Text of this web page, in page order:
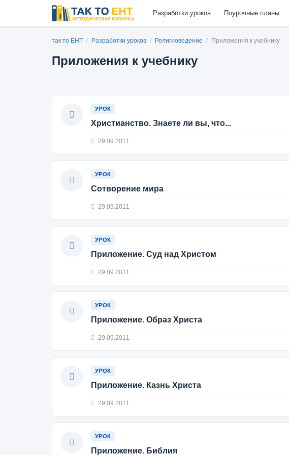
Разработки уроков Поурочные планы
так то ЕНТ / Разработки уроков / Религиоведение / Приложения к учебнику
Приложения к учебнику
УРОК
Христианство. Знаете ли вы, что...
29.09.2011
УРОК
Сотворение мира
29.09.2011
УРОК
Приложение. Суд над Христом
29.09.2011
УРОК
Приложение. Образ Христа
29.09.2011
УРОК
Приложение. Казнь Христа
29.09.2011
УРОК
Приложение. Библия